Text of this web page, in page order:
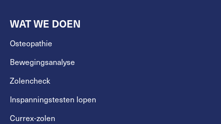
WAT WE DOEN
Osteopathie
Bewegingsanalyse
Zolencheck
Inspanningstesten lopen
Currex-zolen